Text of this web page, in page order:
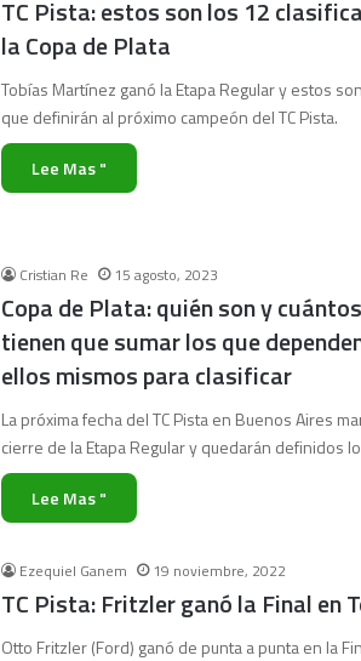
TC Pista: estos son los 12
la Copa de Plata
Tobías Martínez ganó la Etapa Regular y estos
que definirán al próximo campeón del TC Pista.
Lee Mas "
Cristian Re 15 agosto, 2023
Copa de Plata: quién son y
tienen que sumar los que
ellos mismos para clasificar
La próxima fecha del TC Pista en Buenos Aires
cierre de la Etapa Regular y quedarán definidos
Lee Mas "
Ezequiel Ganem 19 noviembre, 2022
TC Pista: Fritzler ganó la Final en
Otto Fritzler (Ford) ganó de punta a punta en la